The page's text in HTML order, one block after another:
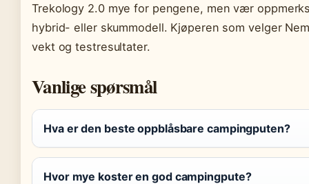
Trekology 2.0 mye for pengene, men vær
hybrid- eller skummodell. Kjøperen som velger
vekt og testresultater.
Vanlige spørsmål
Hva er den beste oppblåsbare campingputen?
Hvor mye koster en god campingpute?